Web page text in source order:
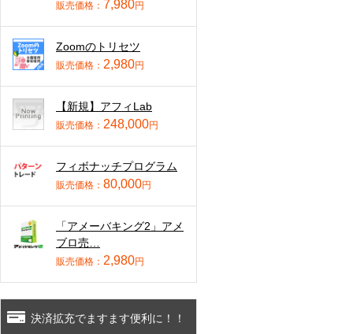
販売価格： 7,980円
Zoomのトリセツ
販売価格： 2,980円
【新規】アフィLab
販売価格： 248,000円
フィボナッチプログラム
販売価格： 80,000円
「アメーバキング2」アメ
ブロ売…
販売価格： 2,980円
決済拡充でますます便利に！！